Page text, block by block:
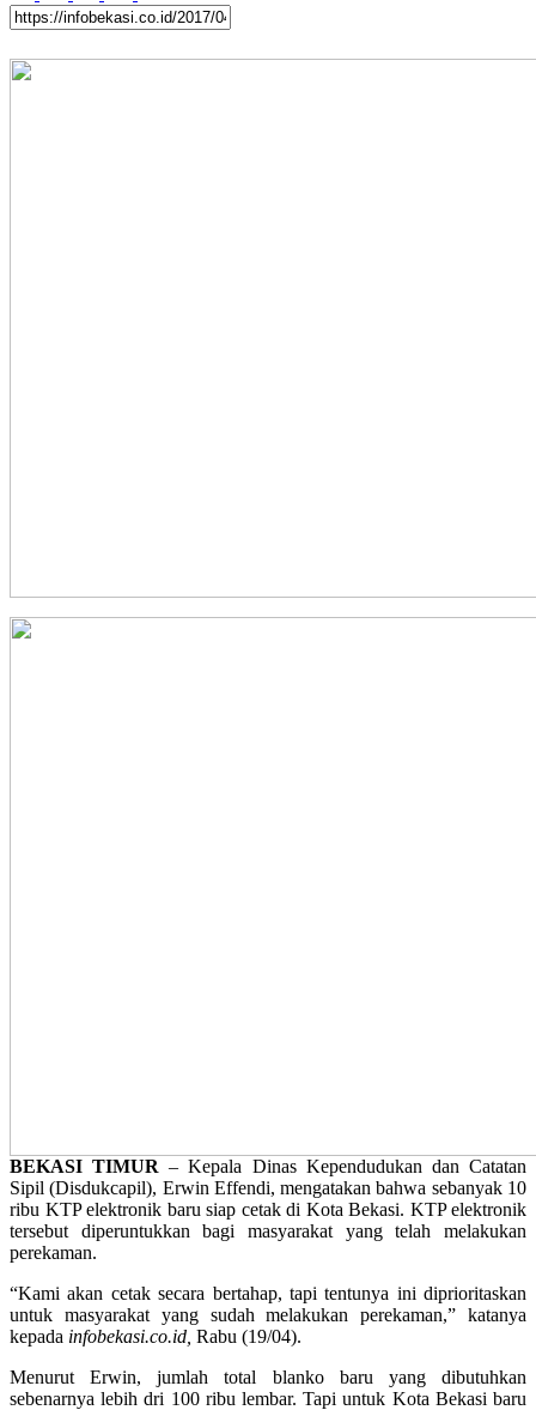
BEKASI TIMUR – Kepala Dinas Kependudukan dan Catatan
Sipil (Disdukcapil), Erwin Effendi, mengatakan bahwa sebanyak 10
ribu KTP elektronik baru siap cetak di Kota Bekasi. KTP elektronik
tersebut diperuntukkan bagi masyarakat yang telah melakukan
perekaman.
“Kami akan cetak secara bertahap, tapi tentunya ini diprioritaskan
untuk masyarakat yang sudah melakukan perekaman,” katanya
kepada infobekasi.co.id, Rabu (19/04).
Menurut Erwin, jumlah total blanko baru yang dibutuhkan
sebenarnya lebih dri 100 ribu lembar. Tapi untuk Kota Bekasi baru